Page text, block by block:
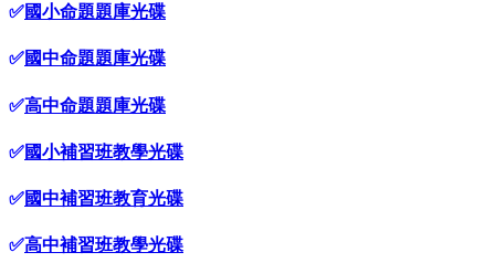
✅國小命題題庫光碟
✅國中命題題庫光碟
✅高中命題題庫光碟
✅國小補習班教學光碟
✅國中補習班教育光碟
✅高中補習班教學光碟